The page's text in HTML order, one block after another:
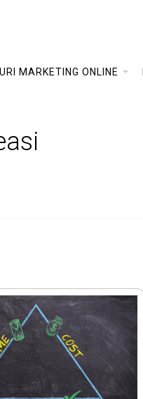
MARKETING ONLINE